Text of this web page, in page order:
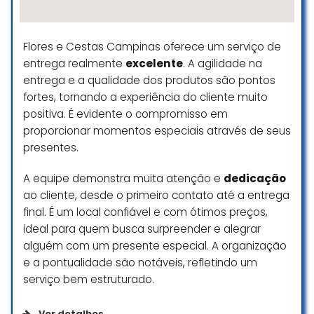
Façam o dia de alguém especial
Eficiência e muita qualidade com
bom gosto!
Obrigada!
Ivone
Ivone Calumby
Flores e Cestas Campinas oferece um serviço de
entrega realmente excelente. A agilidade na
entrega e a qualidade dos produtos são pontos
fortes, tornando a experiência do cliente muito
positiva. É evidente o compromisso em
proporcionar momentos especiais através de seus
presentes.
A equipe demonstra muita atenção e dedicação
ao cliente, desde o primeiro contato até a entrega
final. É um local confiável e com ótimos preços,
ideal para quem busca surpreender e alegrar
alguém com um presente especial. A organização
e a pontualidade são notáveis, refletindo um
serviço bem estruturado.